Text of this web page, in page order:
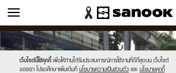
ข่าว
เว็บไซต์นี้ใช้คุกกี้ เพื่อให้ท่านได้รับประสบการณ์การใช้งานที่ดีที่สุดบน เว็บไซต์
ของเรา โปรดศึกษาเพิ่มเติมที่ นโยบายความเป็นส่วนตัว และ นโยบายคุกกี้
Sanook
//s.isanook.com/sr/0/images/logo-
new-
sanook.png
600
//s.isanook.com/ns/0/ud/372/1860342/643915-
01.jpg